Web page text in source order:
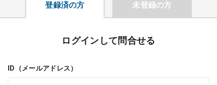
登録済の方 未登録の方
ログインして問合せる
ID（メールアドレス）